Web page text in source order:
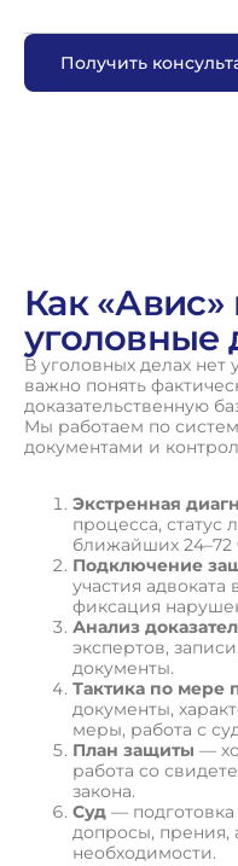
Получить консульт
Как «Авис»
уголовные
В уголовных делах нет
важно понять
доказательственную
Мы работаем по
документами и
Экстренная
процесса,
ближайших 24–72
Подключение
участия адвоката
фиксация
Анализ
экспертов,
документы.
Тактика по мере
документы,
меры, работа с
План защиты —
работа со
закона.
Суд —
допросы, прения,
необходимости.